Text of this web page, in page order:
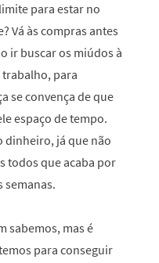
para estar no
Vá às compras antes
ir buscar os miúdos à
para
se convença de que
espaço de tempo.
dinheiro, já que não
todos que acaba por
semanas.
sabemos, mas é
para conseguir